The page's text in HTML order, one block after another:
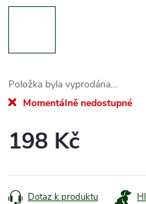
Položka byla vyprodána…
Momentálně nedostupné
198 Kč
cena:
Dotaz k produktu